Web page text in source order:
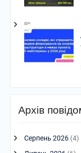
Архів
Серпень 2026(4)